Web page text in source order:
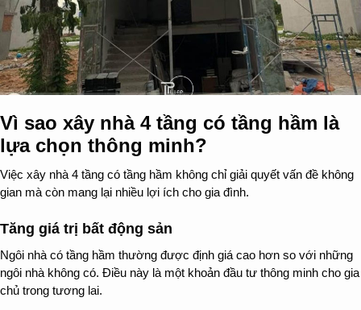
Vì sao xây nhà 4 tầng có tầng hầm là
lựa chọn thông minh?
Việc xây nhà 4 tầng có tầng hầm không chỉ giải quyết vấn đề không
gian mà còn mang lại nhiều lợi ích cho gia đình.
Tăng giá trị bất động sản
Ngôi nhà có tầng hầm thường được định giá cao hơn so với những
ngôi nhà không có. Điều này là một khoản đầu tư thông minh cho gia
chủ trong tương lai.